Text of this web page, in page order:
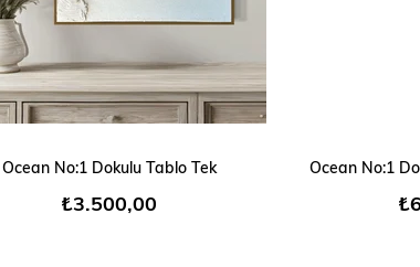
Ocean No:1 Dokulu Tablo Tek
₺3.500,00
Ocean No:1